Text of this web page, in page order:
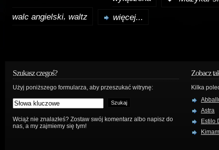
walc angielski, waltz więcej...
Szukasz czegoś?
Użyj poniższego formularza, aby przeszukać witrynę:
Wciąż nie znalazłeś? Zostaw swój komentarz albo napisz do
nas, a my zajmiemy się tym!
Zobacz
Kilka
Astra
Estilo